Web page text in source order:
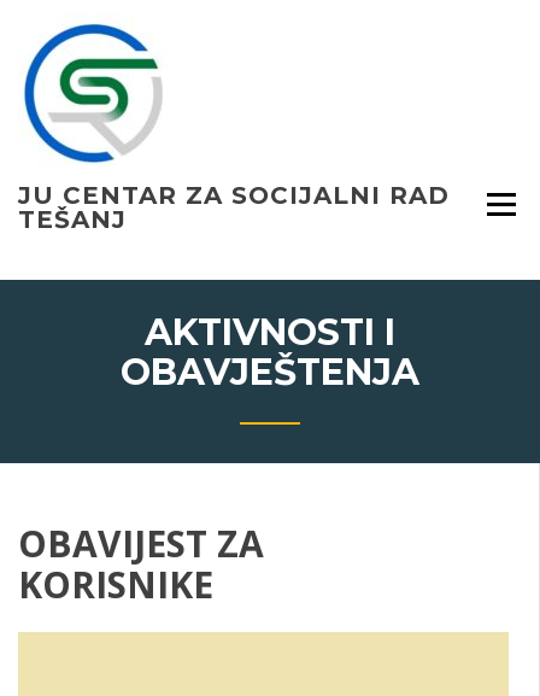
content
JU CENTAR ZA SOCIJALNI RAD
TEŠANJ
AKTIVNOSTI I
OBAVJEŠTENJA
OBAVIJEST ZA